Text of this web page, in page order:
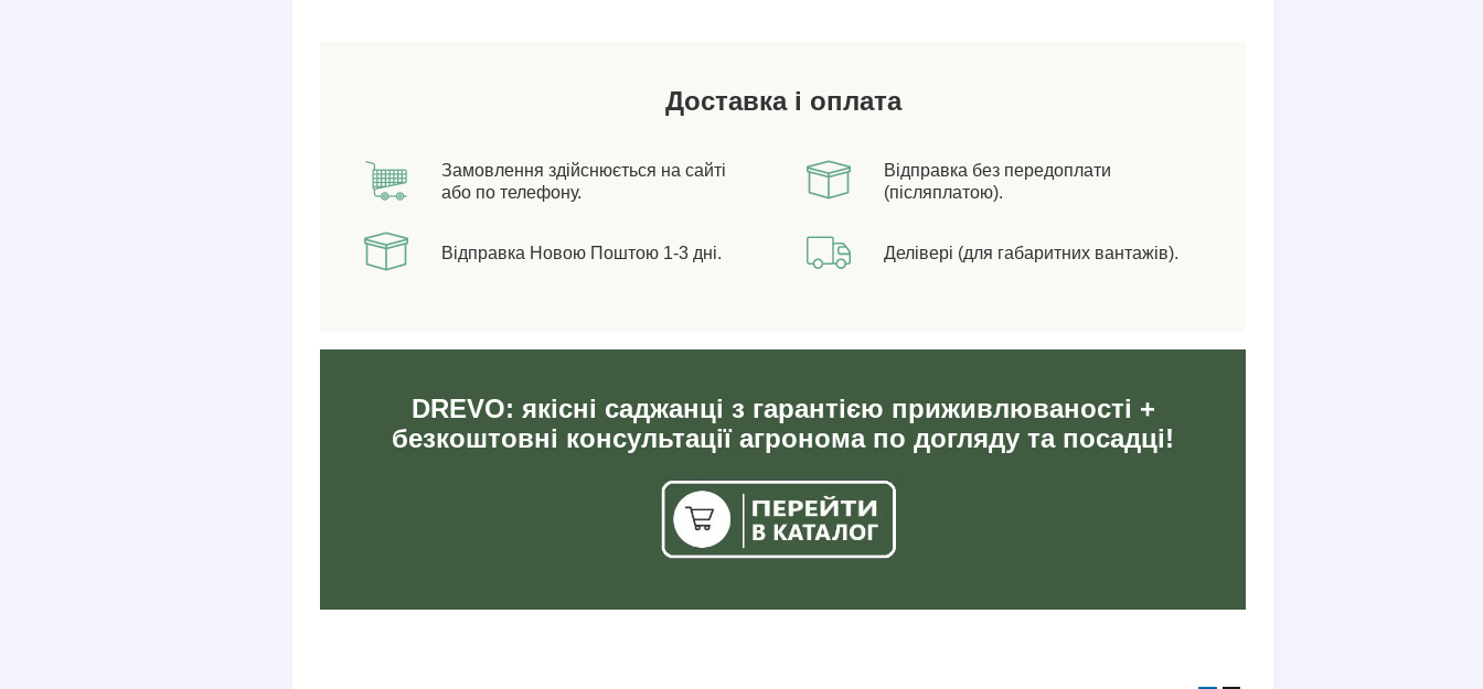
Доставка і оплата
Замовлення здійснюється на сайті
або по телефону.
Відправка Новою Поштою 1-3 дні.
Відправка без передоплати
(післяплатою).
Делівері (для габаритних вантажів).
DREVO: якісні саджанці з гарантією приживлюваності +
безкоштовні консультації агронома по догляду та посадці!